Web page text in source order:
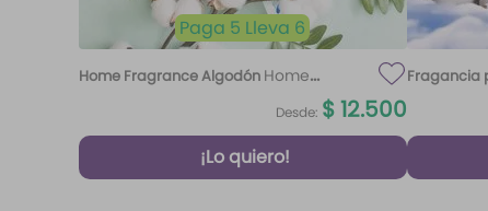
Paga 5 Lleva 6
Home Fragrance Algodón Home
Desde: $12.500
¡Lo quiero!
Fragancia